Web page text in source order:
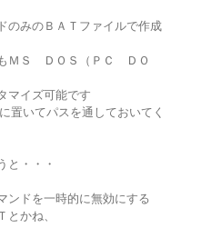
のみのＢＡＴファイルで作成
ＭＳ ＤＯＳ（ＰＣ ＤＯ
マイズ可能です
置いてパスを通しておいてく
と・・・
ンドを一時的に無効にする
かね、